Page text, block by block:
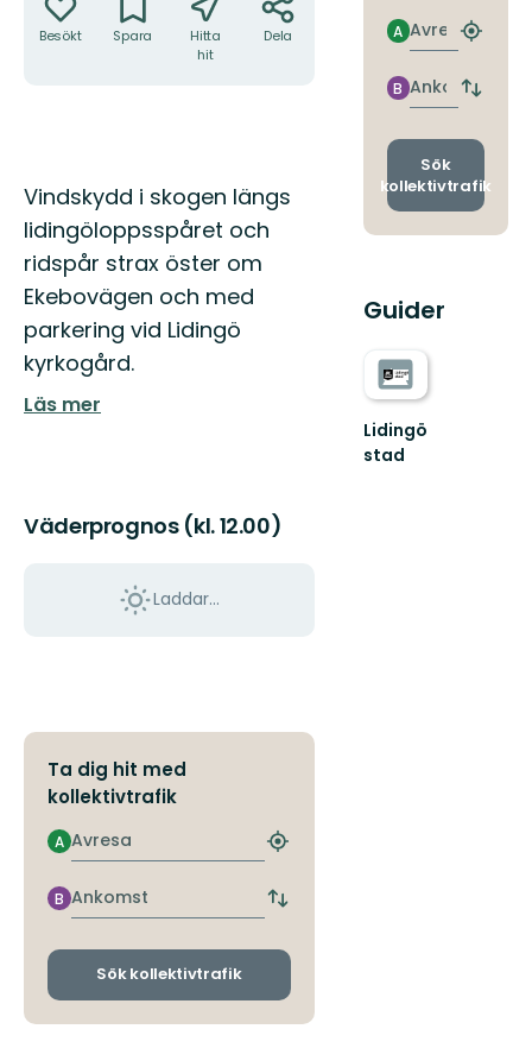
Besökt Spara
Hitta
hit
Dela
Beskrivning
Vindskydd i skogen längs
lidingöloppsspåret och
ridspår strax öster om
Ekebovägen och med
parkering vid Lidingö
kyrkogård.
Läs mer
Väderprognos (kl. 12.00)
Laddar...
Ta dig hit med
kollektivtrafik
Avresa
A
Hitta
hållplats
Ankomst
B
Byt
och
Sök kollektivtrafik
Avresa
A
Hitta
Ankomst
B
Byt
och
Sök
kollektivtrafik
Guider
Lidingö
stad